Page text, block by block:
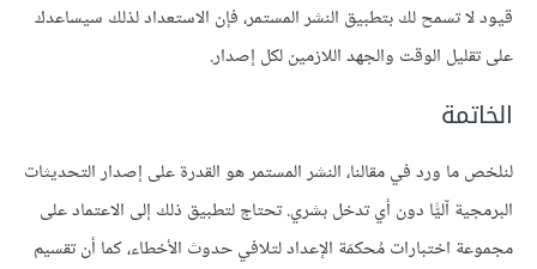
قيود لا تسمح لك بتطبيق النشر المستمر، فإن الاستعداد لذلك سيساعدك
على تقليل الوقت والجهد اللازمين لكل إصدار.
الخاتمة
لنلخص ما ورد في مقالنا، النشر المستمر هو القدرة على إصدار التحديثات
البرمجية آليًّا دون أي تدخل بشري. تحتاج لتطبيق ذلك إلى الاعتماد على
مجموعة اختبارات مُحكمَة الإعداد لتلافي حدوث الأخطاء، كما أن تقسيم